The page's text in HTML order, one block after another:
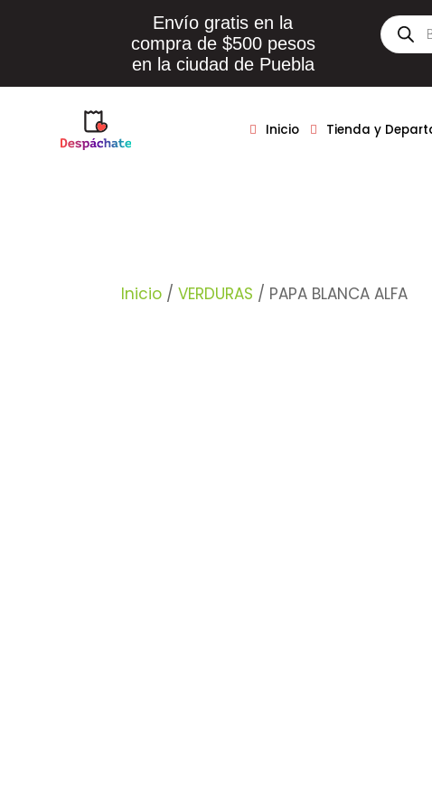
Envío gratis en la
compra de $500 pesos
en la ciudad de Puebla
de
Inicio Tienda y
Inicio /VERDURAS / PAPA BLANCA ALFA